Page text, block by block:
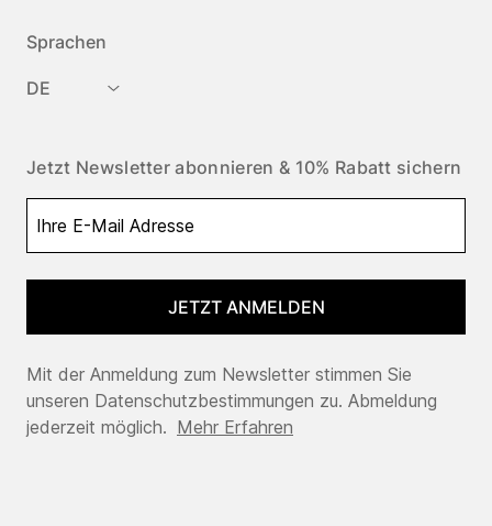
Sprachen
DE
Jetzt Newsletter abonnieren & 10% Rabatt sichern
JETZT ANMELDEN
Mit der Anmeldung zum Newsletter stimmen Sie
unseren Datenschutzbestimmungen zu. Abmeldung
jederzeit möglich. Mehr Erfahren